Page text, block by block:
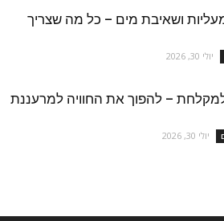
ושאיבת מים – כל מה שצריך
יולי 30, 2026
– להפוך את החוויה למרעננת
יולי 30, 2026